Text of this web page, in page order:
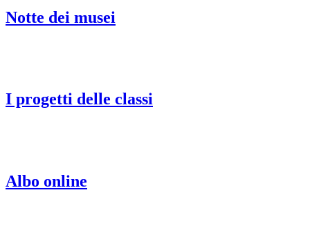
Notte dei musei
I progetti delle classi
Albo online